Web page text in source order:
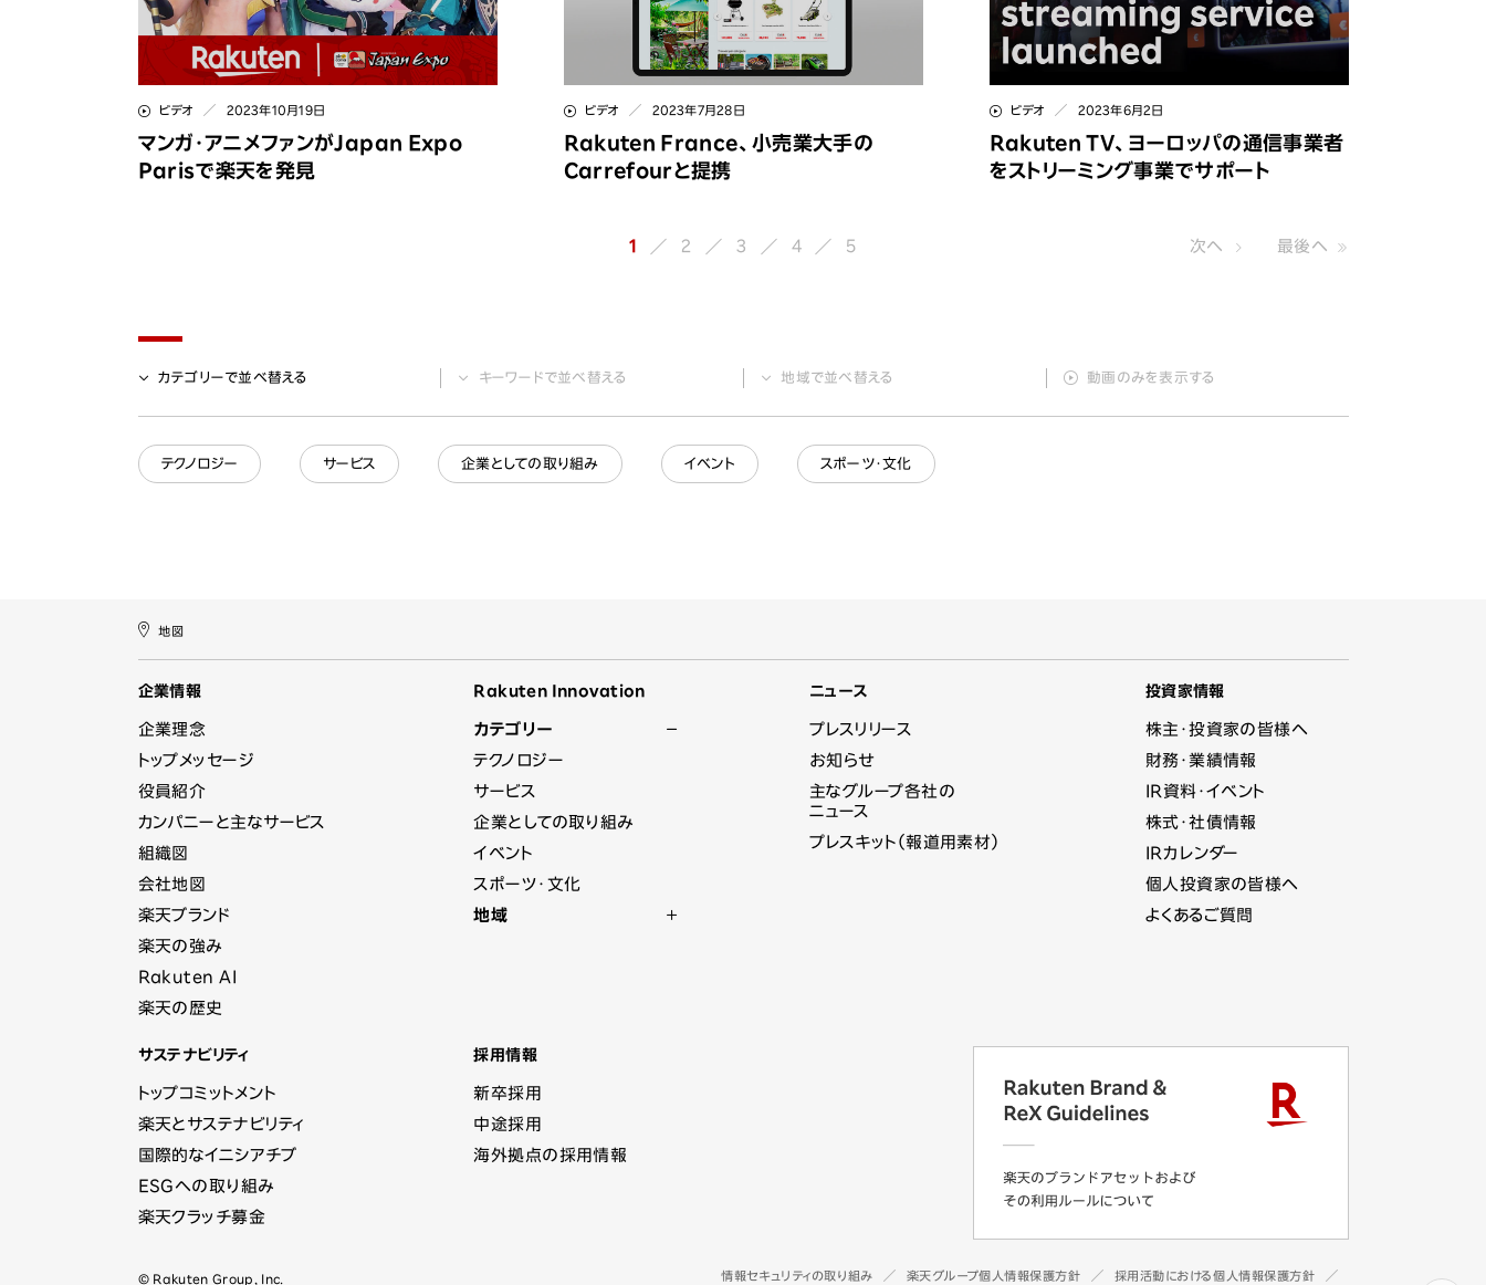
ビデオ 2023年10月19日
マンガ・アニメファンがJapan Expo
Parisで楽天を発見
ビデオ 2023年7月28日
Rakuten France、小売業大手の
Carrefourと提携
ビデオ 2023年6月2日
Rakuten TV、ヨーロッパの通信事業者
をストリーミング事業でサポート
1 2 3 4 5 次へ 最後へ
カテゴリーで並べ替える キーワードで並べ替える 地域で並べ替える 動画のみを表示する
テクノロジー サービス 企業としての取り組み イベント スポーツ・文化
地図
企業情報
企業理念
トップメッセージ
役員紹介
カンパニーと主なサービス
組織図
会社地図
楽天ブランド
楽天の強み
Rakuten AI
楽天の歴史
Rakuten Innovation
カテゴリー
テクノロジー
サービス
企業としての取り組み
イベント
スポーツ・文化
地域
ニュース
プレスリリース
お知らせ
主なグループ各社の
ニュース
プレスキット（報道用素材）
投資家情報
株主・投資家の皆様へ
財務・業績情報
IR資料・イベント
株式・社債情報
IRカレンダー
個人投資家の皆様へ
よくあるご質問
サステナビリティ
トップコミットメント
楽天とサステナビリティ
国際的なイニシアチブ
ESGへの取り組み
楽天クラッチ募金
採用情報
新卒採用
中途採用
海外拠点の採用情報
© Rakuten Group, Inc. 情報セキュリティの取り組み 楽天グループ個人情報保護方針 採用活動における個人情報保護方針